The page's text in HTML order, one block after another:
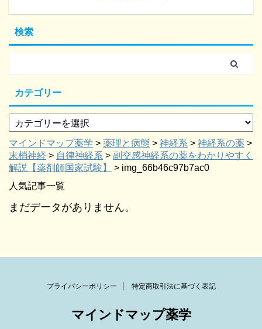
検索
カテゴリー
マインドマップ薬学 > 薬理と病態 > 神経系 > 神経系の薬 >
末梢神経 > 自律神経系 > 副交感神経系の薬をわかりやすく
解説【薬剤師国家試験】
> img_66b46c97b7ac0
人気記事一覧
まだデータがありません。
プライバシーポリシー 特定商取引法に基づく表記
マインドマップ薬学